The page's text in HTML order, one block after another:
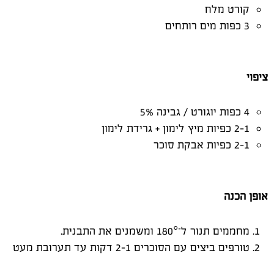
קורט מלח
3 כפות מים רותחים
ציפוי
4 כפות יוגורט / גבינה 5%
1–2 כפיות מיץ לימון + גרידת לימון
1–2 כפיות אבקת סוכר
אופן הכנה
מחממים תנור ל־180° ומשמנים את התבנית.
טורפים ביצים עם הסוכרים 1–2 דקות עד תערובת מעט